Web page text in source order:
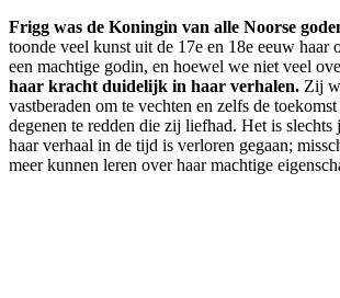
Frigg was de Koningin van alle Noorse
toonde veel kunst uit de 17e en 18e eeuw haar
een machtige godin, en hoewel we niet veel
haar kracht duidelijk in haar verhalen. Zij
vastberaden om te vechten en zelfs de
degenen te redden die zij liefhad. Het is slechts
haar verhaal in de tijd is verloren gegaan;
meer kunnen leren over haar machtige